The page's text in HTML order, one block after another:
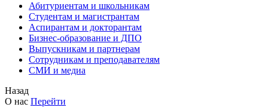
Абитуриентам и школьникам
Студентам и магистрантам
Аспирантам и докторантам
Бизнес-образование и ДПО
Выпускникам и партнерам
Сотрудникам и преподавателям
СМИ и медиа
Назад
О нас Перейти